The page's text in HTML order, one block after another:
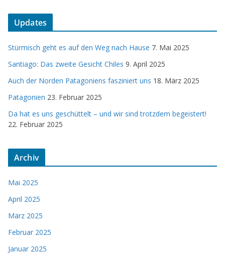
Updates
Stürmisch geht es auf den Weg nach Hause 7. Mai 2025
Santiago: Das zweite Gesicht Chiles 9. April 2025
Auch der Norden Patagoniens fasziniert uns 18. März 2025
Patagonien 23. Februar 2025
Da hat es uns geschüttelt – und wir sind trotzdem begeistert!
22. Februar 2025
Archiv
Mai 2025
April 2025
März 2025
Februar 2025
Januar 2025